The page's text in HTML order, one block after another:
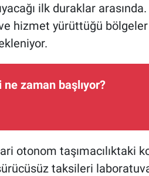
ilk duraklar
hizmet yürüttüğü
zaman başlıyor?
otonom taşımacılıktaki
taksileri